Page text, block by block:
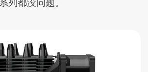
列都没问题。